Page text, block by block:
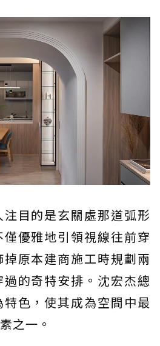
目的是玄關處那道弧形
優雅地引領視線往前穿
原本建商施工時規劃兩
的奇特安排。沈宏杰總
色，使其成為空間中最
之一。